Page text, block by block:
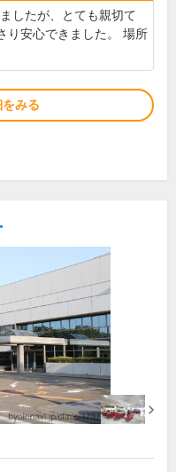
したが、とても親切て
り安心できました。 場所
みる